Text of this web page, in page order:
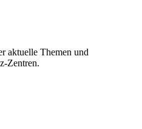
aktuelle Themen und
Zentren.